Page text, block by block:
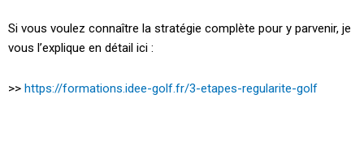
Si vous voulez connaître la stratégie complète pour y parvenir, je
vous l’explique en détail ici :
>> https://formations.idee-golf.fr/3-etapes-regularite-golf